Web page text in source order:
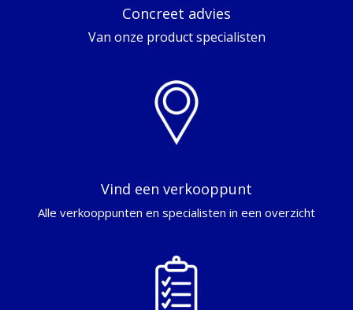
Concreet advies
Van onze product specialisten
Vind een verkooppunt
Alle verkooppunten en specialisten in een overzicht